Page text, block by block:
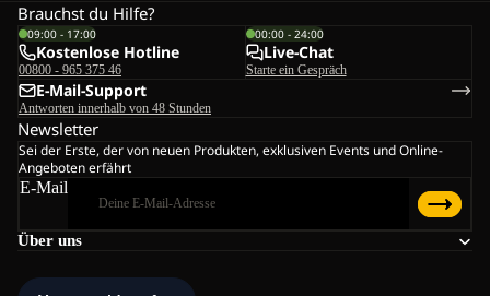
Über uns
Brauchst du Hilfe?
09:00 - 17:00
Kostenlose Hotline
00800 - 965 375 46
00:00 - 24:00
Live-Chat
Starte ein Gespräch
E-Mail-Support
Antworten innerhalb von 48 Stunden
Newsletter
Sei der Erste, der von neuen Produkten, exklusiven Events und Online-
Angeboten erfährt
E-Mail